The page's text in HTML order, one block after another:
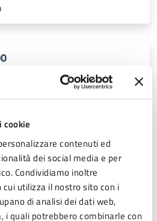
cookie
contenuti ed
dei social media e per
Condividiamo inoltre
utilizza il nostro sito con i
di analisi dei dati web,
i quali potrebbero combinarle con